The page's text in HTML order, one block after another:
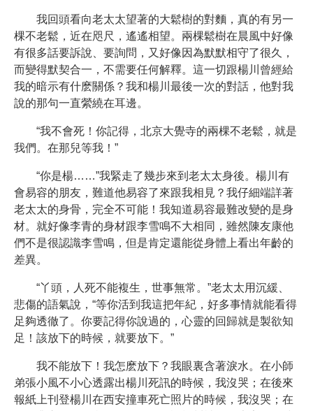
我回頭看向老太太望著的大鬆樹的對麵，真的有另一
棵不老鬆，近在咫尺，遙遙相望。兩棵鬆樹在晨風中好像
有很多話要訴說、要詢問，又好像因為默默相守了很久，
而變得默契合一，不需要任何解釋。這一切跟楊川曾經給
我的暗示有什麽關係？我和楊川最後一次的對話，他對我
說的那句一直縈繞在耳邊。
“我不會死！你記得，北京大覺寺的兩棵不老鬆，就是
我們。在那兒等我！”
“你是楊……”我緊走了幾步來到老太太身後。楊川有
會易容的朋友，難道他易容了來跟我相見？我仔細端詳著
老太太的身骨，完全不可能！我知道易容最難改變的是身
材。就好像李青的身材跟李雪鳴不大相同，雖然陳友康他
們不是很認識李雪鳴，但是肯定還能從身體上看出年齡的
差異。
“丫頭，人死不能複生，世事無常。”老太太用沉緩、
悲傷的語氣說，“等你活到我這把年紀，好多事情就能看得
足夠透徹了。你要記得你說過的，心靈的回歸就是製欲知
足！該放下的時候，就要放下。”
我不能放下！我怎麽放下？我眼裏含著淚水。在小師
弟張小風不小心透露出楊川死訊的時候，我沒哭；在後來
報紙上刊登楊川在西安撞車死亡照片的時候，我沒哭；在